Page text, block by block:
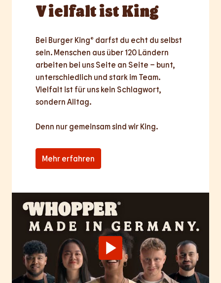
Vielfaltist King
Bei Burger King® darfst du echt du selbst
sein. Menschen aus über 120 Ländern
arbeiten bei uns Seite an Seite – bunt,
unterschiedlich und stark im Team.
Vielfalt ist für uns kein Schlagwort,
sondern Alltag.
Denn nur gemeinsamsind wir King.
Mehr erfahren